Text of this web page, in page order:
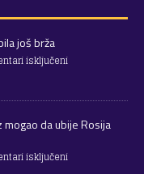
još brža
isključeni
da ubije Rosija
isključeni